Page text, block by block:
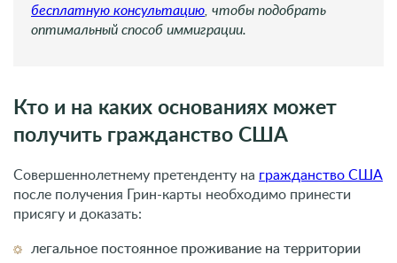
бесплатную консультацию, чтобы подобрать
оптимальный способ иммиграции.
Кто и на каких основаниях может
получить гражданство США
Совершеннолетнему претенденту на гражданство США
после получения Грин-карты необходимо принести
присягу и доказать:
легальное постоянное проживание на территории